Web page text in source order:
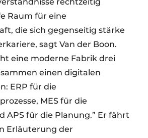
Raum für eine
die sich gegenseitig stärke
sagt Van der Boon.
eine moderne Fabrik drei
einen digitalen
ERP für die
MES für die
APS für die Planung.” Er fährt
Erläuterung der